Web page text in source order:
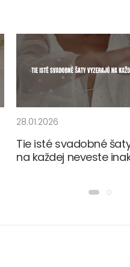
28.01.2026
Tie isté svadobné
na každej neveste